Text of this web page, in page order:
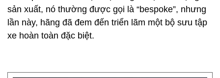
sản xuất, nó thường được gọi là “bespoke”, nhưng
lần này, hãng đã đem đến triển lãm một bộ sưu tập
xe hoàn toàn đặc biệt.